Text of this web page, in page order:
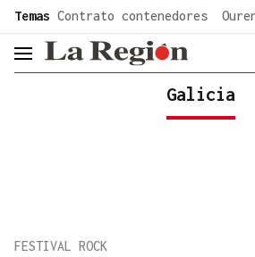
Temas Contrato contenedores
header.menu.open
Galicia
FESTIVAL ROCK